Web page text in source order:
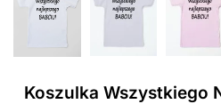
Koszulka Wszystkiego